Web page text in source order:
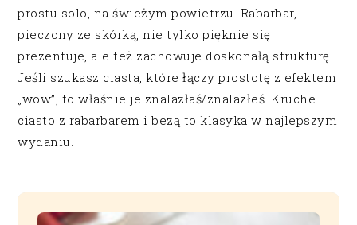
prostu solo, na świeżym powietrzu. Rabarbar,
pieczony ze skórką, nie tylko pięknie się
prezentuje, ale też zachowuje doskonałą strukturę.
Jeśli szukasz ciasta, które łączy prostotę z efektem
„wow”, to właśnie je znalazłaś/znalazłeś. Kruche
ciasto z rabarbarem i bezą to klasyka w najlepszym
wydaniu.